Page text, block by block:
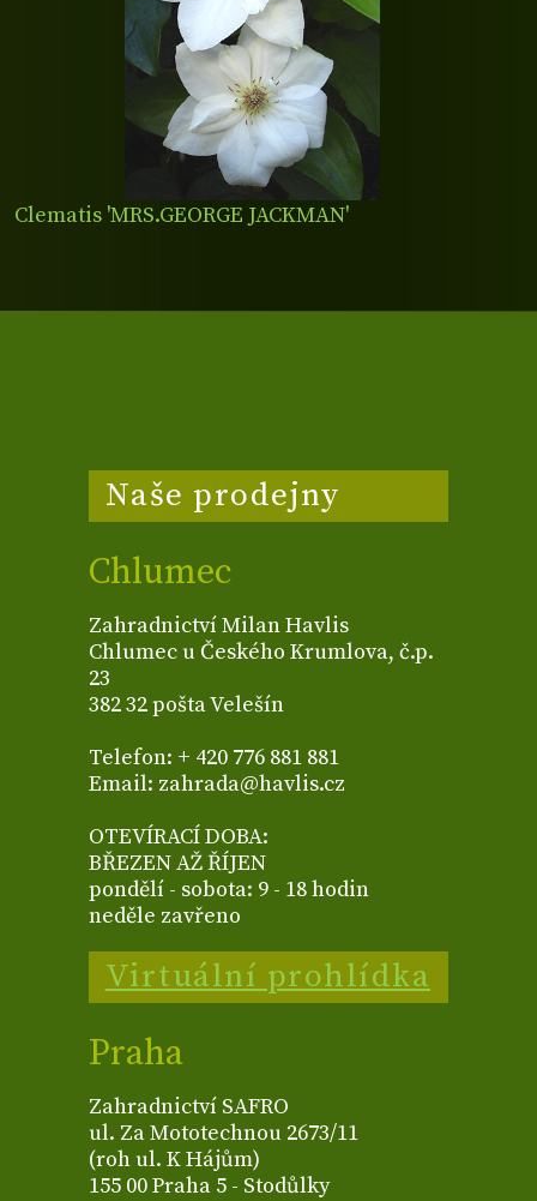
Clematis 'MRS.GEORGE JACKMAN'
Naše prodejny
Chlumec
Zahradnictví Milan Havlis
Chlumec u Českého Krumlova, č.p.
23
382 32 pošta Velešín
Telefon: + 420 776 881 881
Email: zahrada@havlis.cz
OTEVÍRACÍ DOBA:
BŘEZEN AŽ ŘÍJEN
pondělí - sobota: 9 - 18 hodin
neděle zavřeno
Virtuální prohlídka
Praha
Zahradnictví SAFRO
ul. Za Mototechnou 2673/11
(roh ul. K Hájům)
155 00 Praha 5 - Stodůlky